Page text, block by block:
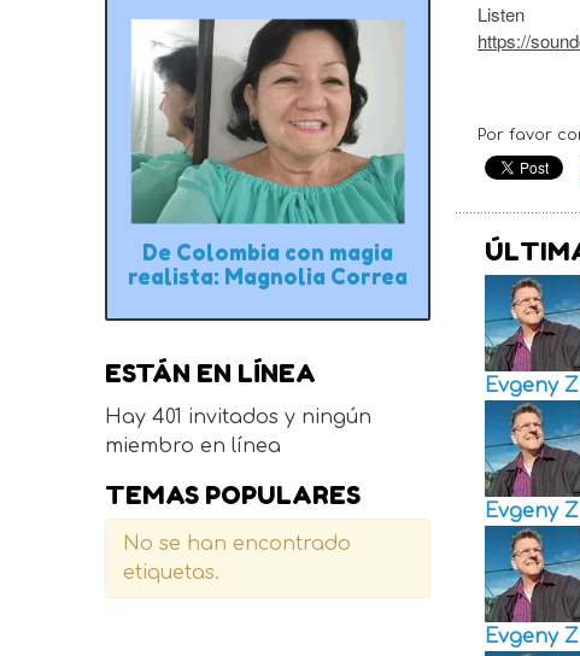
Listen
https://
Por favor
Evgeny
Evgeny
Evgeny
De Colombia con magia
realista: Magnolia Correa
ESTÁN EN LÍNEA
Hay 401 invitados y ningún
miembro en línea
TEMAS POPULARES
No se han encontrado
etiquetas.